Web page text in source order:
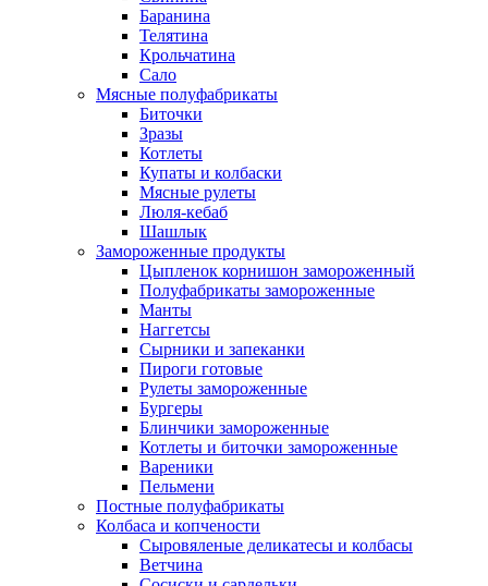
Баранина
Телятина
Крольчатина
Сало
Мясные полуфабрикаты
Биточки
Зразы
Котлеты
Купаты и колбаски
Мясные рулеты
Люля-кебаб
Шашлык
Замороженные продукты
Цыпленок корнишон замороженный
Полуфабрикаты замороженные
Манты
Наггетсы
Сырники и запеканки
Пироги готовые
Рулеты замороженные
Бургеры
Блинчики замороженные
Котлеты и биточки замороженные
Вареники
Пельмени
Постные полуфабрикаты
Колбаса и копчености
Сыровяленые деликатесы и колбасы
Ветчина